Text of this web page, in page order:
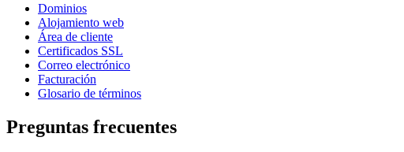
Dominios
Alojamiento web
Área de cliente
Certificados SSL
Correo electrónico
Facturación
Glosario de términos
Preguntas frecuentes